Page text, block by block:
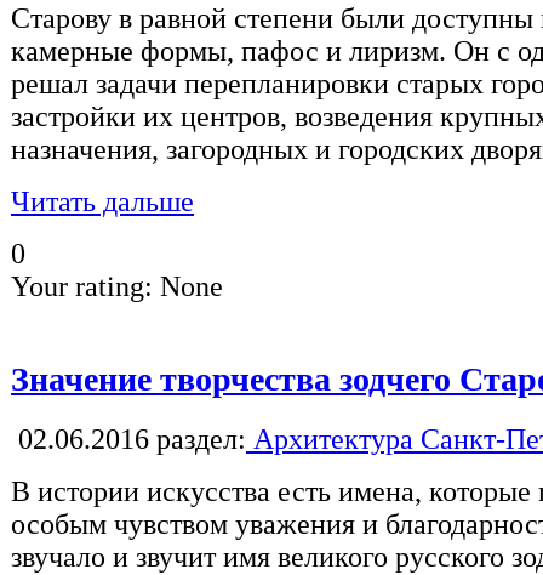
Старову в равной степени были
камерные формы, пафос и лиризм. Он с
решал задачи перепланировки старых
застройки их центров, возведения
назначения, загородных и городских
Читать дальше
0
Your rating: None
Значение творчества зодчего
02.06.2016 раздел: Архитектура Санкт-
В истории искусства есть имена,
особым чувством уважения и
звучало и звучит имя великого русского